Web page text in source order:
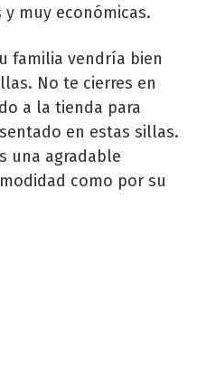
muy económicas.
familia vendría bien
No te cierres en
a la tienda para
en estas sillas.
una agradable
como por su